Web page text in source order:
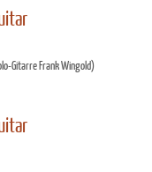
Gitarre Frank Wingold)